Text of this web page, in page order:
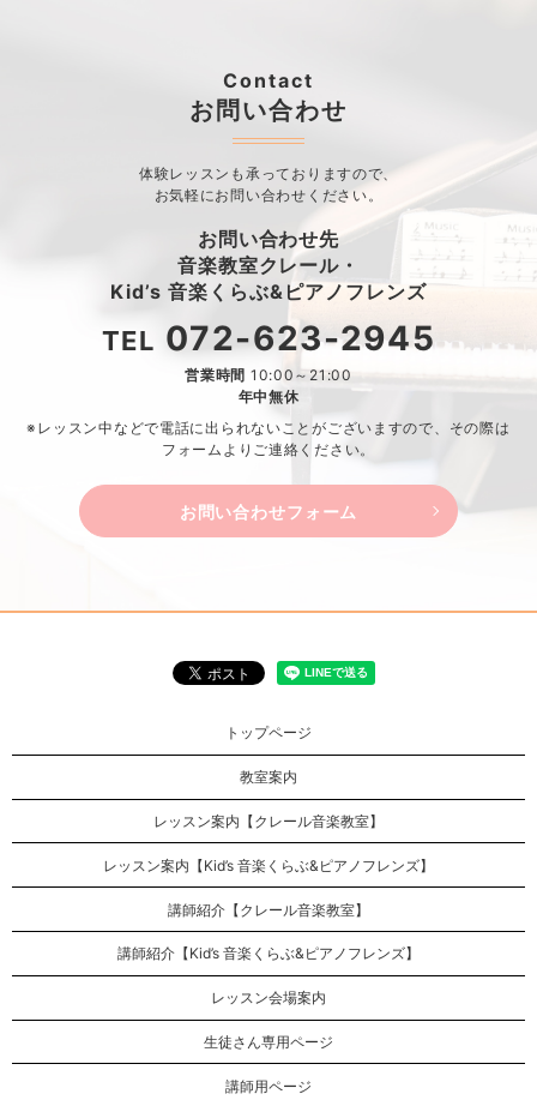
Contact
お問い合わせ
体験レッスンも承っておりますので、
お気軽にお問い合わせください。
お問い合わせ先
音楽教室クレール・
Kid’s 音楽くらぶ&ピアノフレンズ
TEL 072-623-2945
営業時間 10:00～21:00
年中無休
※レッスン中などで電話に出られないことがございますので、 その際は
フォームよりご連絡ください。
お問い合わせフォーム
トップページ
教室案内
レッスン案内【クレール音楽教室】
レッスン案内【Kid’s 音楽くらぶ&ピアノフレンズ】
講師紹介【クレール音楽教室】
講師紹介【Kid’s 音楽くらぶ&ピアノフレンズ】
レッスン会場案内
生徒さん専用ページ
講師用ページ